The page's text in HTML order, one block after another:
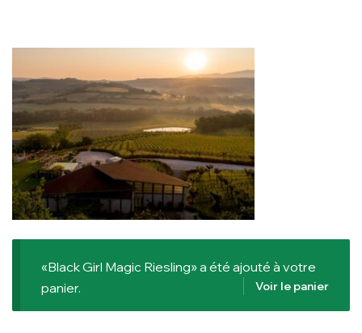
«Black Girl Magic Riesling» a été ajouté à votre
panier.
Voir le panier